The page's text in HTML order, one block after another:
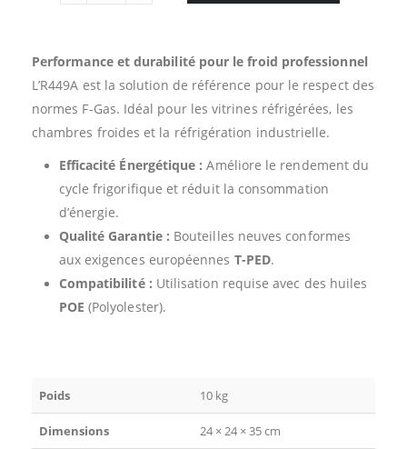
Performance et durabilité pour le froid professionnel
L’R449A est la solution de référence pour le respect des
normes F-Gas. Idéal pour les vitrines réfrigérées, les
chambres froides et la réfrigération industrielle.
Efficacité Énergétique : Améliore le rendement du
cycle frigorifique et réduit la consommation
d’énergie.
Qualité Garantie : Bouteilles neuves conformes
aux exigences européennes T-PED.
Compatibilité : Utilisation requise avec des huiles
POE (Polyolester).
Poids 10 kg
Dimensions 24 × 24 × 35 cm